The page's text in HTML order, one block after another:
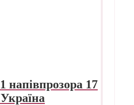
напівпрозора 17